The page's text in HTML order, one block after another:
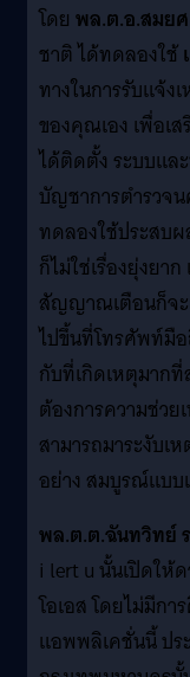
โดย พล.ต.อ.สมยศ
ชาติ ได้ทดลองใช้
ทางในการรับแจ้ง
ของคุณเอง เพื่อเ
ได้ติดตั้ง ระบบแล
บัญชาการตำรวจ
ทดลองใช้ประสบผ
ก็ไม่ใช่เรื่องยุ่งยา
สัญญาณเตือนก็จะ
ไปขึ้นที่โทรศัพท์มื
กับที่เกิดเหตุมาก
ต้องการความช่วย
สามารถมาระงับ
อย่าง สมบูรณ์แบบ
พล.ต.ต.ฉันทวิทย์
i lert u นั้นเปิดให้
โอเอส โดยไม่มีก
แอพพลิเคชั่นนี้ ปร